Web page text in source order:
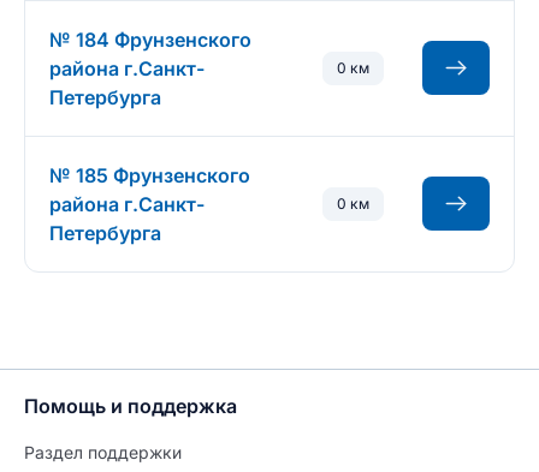
№ 184 Фрунзенского
района г.Санкт-
Петербурга
0 км
№ 185 Фрунзенского
района г.Санкт-
Петербурга
0 км
Помощь и поддержка
Раздел поддержки